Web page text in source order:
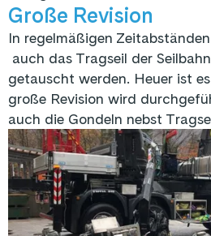
Große Revision
In regelmäßigen
auch das Tragseil der Seilbahn
getauscht werden. Heuer ist
große Revision wird
auch die Gondeln nebst